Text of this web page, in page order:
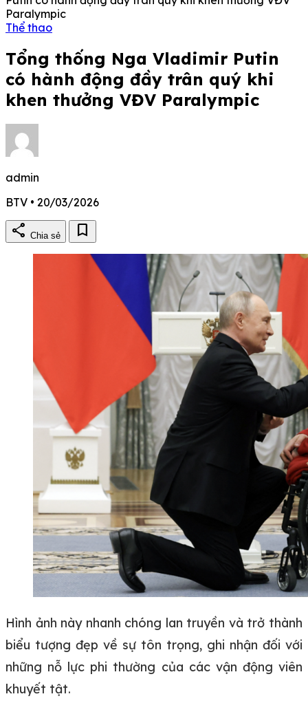
Paralympic
Thể thao
Tổng thống Nga Vladimir Putin
có hành động đầy trân quý khi
khen thưởng VĐV Paralympic
admin
BTV • 20/03/2026
share Chia sẻ bookmark
Hình ảnh này nhanh chóng lan truyền và trở thành
biểu tượng đẹp về sự tôn trọng, ghi nhận đối với
những nỗ lực phi thường của các vận động viên
khuyết tật.